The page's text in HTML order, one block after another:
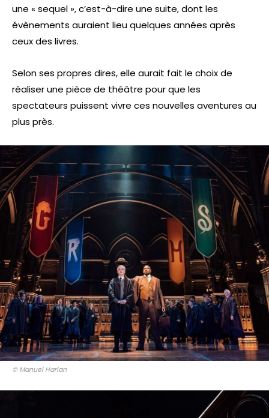
une « sequel », c’est-à-dire une suite, dont les
évènements auraient lieu quelques années après
ceux des livres.
Selon ses propres dires, elle aurait fait le choix de
réaliser une pièce de théâtre pour que les
spectateurs puissent vivre ces nouvelles aventures au
plus près.
© Manuel Harlan